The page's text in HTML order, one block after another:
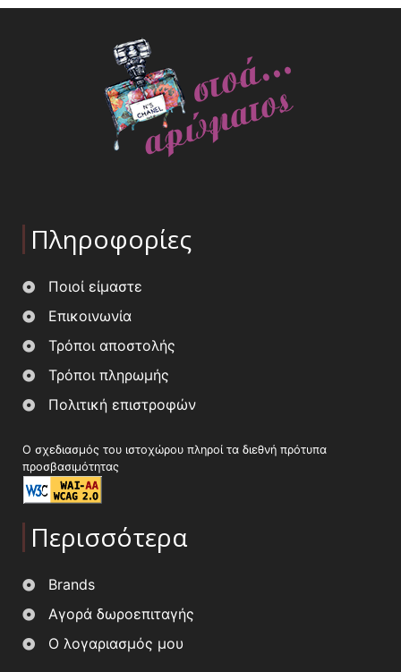
Πληροφορίες
Ποιοί είμαστε
Επικοινωνία
Τρόποι αποστολής
Τρόποι πληρωμής
Πολιτική επιστροφών
Ο σχεδιασμός του ιστοχώρου πληροί τα διεθνή πρότυπα
προσβασιμότητας
Περισσότερα
Brands
Αγορά δωροεπιταγής
Ο λογαριασμός μου